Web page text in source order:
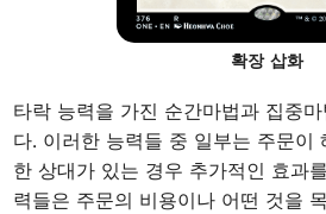
확장 삽화
타락 능력을 가진 순간마법과 집중
다. 이러한 능력들 중 일부는 주문이
한 상대가 있는 경우 추가적인 효과
력들은 주문의 비용이나 어떤 것을